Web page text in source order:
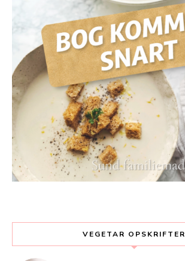
VEGETAR OPSKRIFTER